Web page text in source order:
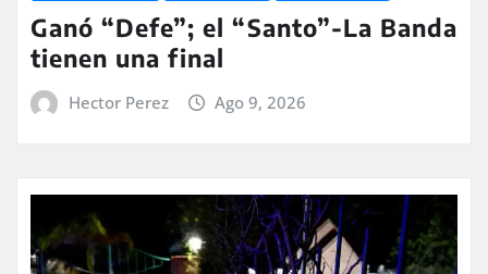
Ganó “Defe”; el “Santo”-La Banda
tienen una final
Hector Perez Ago 9, 2026